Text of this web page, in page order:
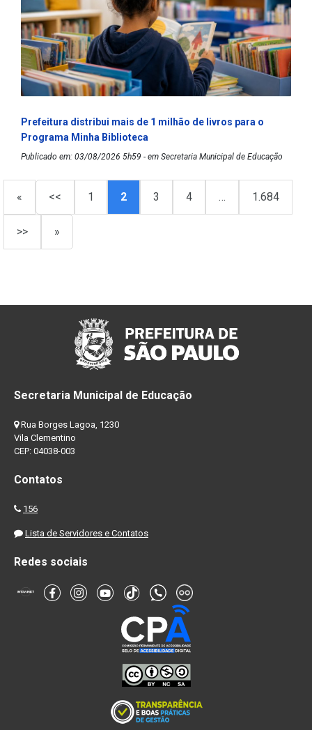
Prefeitura distribui mais de 1 milhão de livros para o
Programa Minha Biblioteca
Publicado em: 03/08/2026 5h59 - em Secretaria Municipal de Educação
« << 1 2 3 4 … 1.684
>> »
Secretaria Municipal de Educação
Rua Borges Lagoa, 1230
Vila Clementino
CEP: 04038-003
Contatos
156
Lista de Servidores e Contatos
Redes sociais